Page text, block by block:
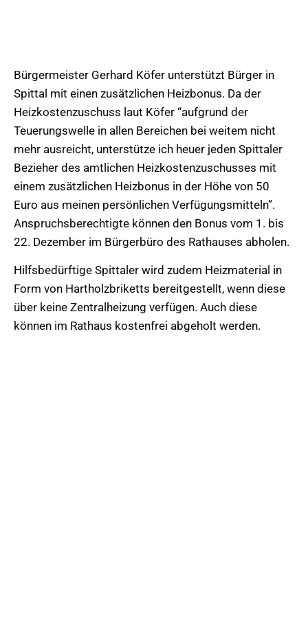
Bürgermeister Gerhard Köfer unterstützt Bürger in
Spittal mit einen zusätzlichen Heizbonus. Da der
Heizkostenzuschuss laut Köfer “aufgrund der
Teuerungswelle in allen Bereichen bei weitem nicht
mehr ausreicht, unterstütze ich heuer jeden Spittaler
Bezieher des amtlichen Heizkostenzuschusses mit
einem zusätzlichen Heizbonus in der Höhe von 50
Euro aus meinen persönlichen Verfügungsmitteln”.
Anspruchsberechtigte können den Bonus vom 1. bis
22. Dezember im Bürgerbüro des Rathauses abholen.
Hilfsbedürftige Spittaler wird zudem Heizmaterial in
Form von Hartholzbriketts bereitgestellt, wenn diese
über keine Zentralheizung verfügen. Auch diese
können im Rathaus kostenfrei abgeholt werden.